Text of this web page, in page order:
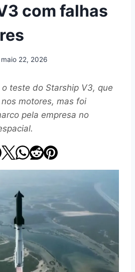
com falhas
maio 22, 2026
teste do Starship V3, que
motores, mas foi
pela empresa no